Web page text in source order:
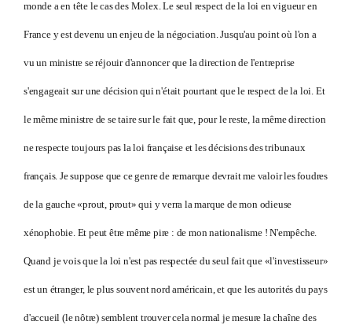
monde a en tête le cas des Molex. Le seul respect de la loi en vigueur en
France y est devenu un enjeu de la négociation. Jusqu'au point où l'on a
vu un ministre se réjouir d'annoncer que la direction de l'entreprise
s'engageait sur une décision qui n'était pourtant que le respect de la loi. Et
le même ministre de se taire sur le fait que, pour le reste, la même direction
ne respecte toujours pas la loi française et les décisions des tribunaux
français. Je suppose que ce genre de remarque devrait me valoir les foudres
de la gauche «prout, prout» qui y verra la marque de mon odieuse
xénophobie. Et peut être même pire : de mon nationalisme ! N'empêche.
Quand je vois que la loi n'est pas respectée du seul fait que «l'investisseur»
est un étranger, le plus souvent nord américain, et que les autorités du pays
d'accueil (le nôtre) semblent trouver cela normal je mesure la chaîne des